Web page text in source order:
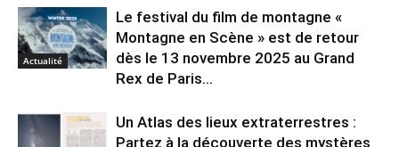
Actualité
Le festival du film de montagne «
Montagne en Scène » est de retour
dès le 13 novembre 2025 au Grand
Rex de Paris...
Un Atlas des lieux extraterrestres :
Partez à la découverte des mystères